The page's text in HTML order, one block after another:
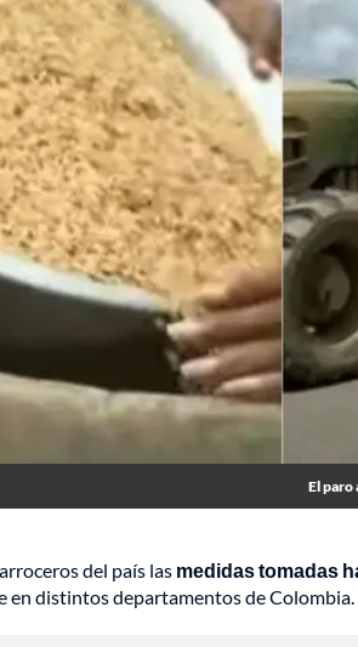
El paro
del país las medidas tomadas
en distintos departamentos de Colombia.